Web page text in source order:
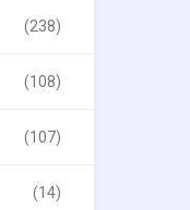
(238)
(108)
(107)
(14)